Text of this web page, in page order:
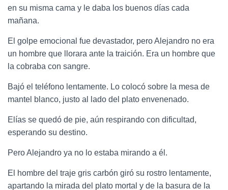
en su misma cama y le daba los buenos días cada
mañana.
El golpe emocional fue devastador, pero Alejandro no era
un hombre que llorara ante la traición. Era un hombre que
la cobraba con sangre.
Bajó el teléfono lentamente. Lo colocó sobre la mesa de
mantel blanco, justo al lado del plato envenenado.
Elías se quedó de pie, aún respirando con dificultad,
esperando su destino.
Pero Alejandro ya no lo estaba mirando a él.
El hombre del traje gris carbón giró su rostro lentamente,
apartando la mirada del plato mortal y de la basura de la